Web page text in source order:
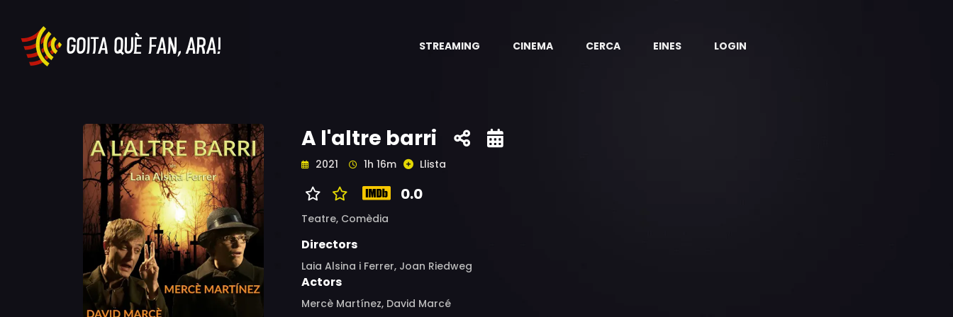
STREAMING CINEMA CERCA EINES LOGIN
A l'altre barri
2021 1h 16m Llista
0.0
Teatre, Comèdia
Directors
Laia Alsina i Ferrer, Joan Riedweg
Actors
Mercè Martínez, David Marcé